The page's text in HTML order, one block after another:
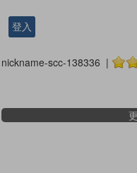
登入
nickname-scc-138336 |